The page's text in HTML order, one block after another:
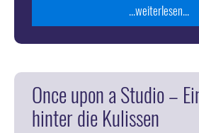
...weiterlesen...
Once upon a Studio –
hinter die Kulissen